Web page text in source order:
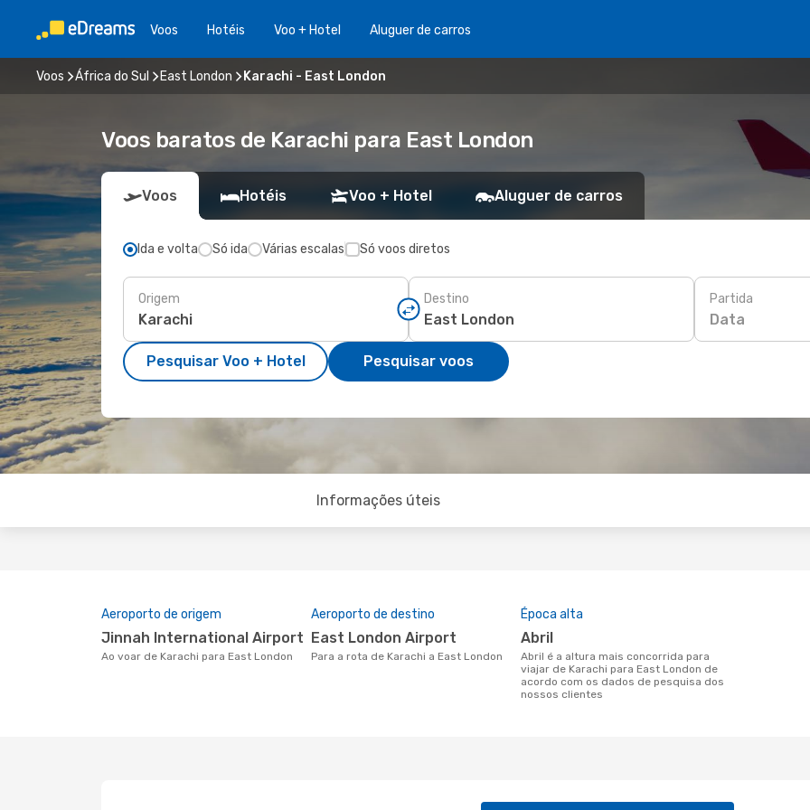
Voos Hotéis Voo + Hotel Aluguer de carros
Voos África do Sul East London Karachi - East London
Voos baratos de Karachi para East London
Voos Hotéis Voo + Hotel Aluguer de carros
Ida e volta Só ida Várias escalas Só voos diretos
Origem Destino Partida
Data
Pesquisar Voo + Hotel Pesquisar voos
Informações úteis
Aeroporto de origem
Jinnah International Airport
Ao voar de Karachi para East London
Aeroporto de destino
East London Airport
Para a rota de Karachi a East London
Época alta
abril
abril é a altura mais concorrida para
viajar de Karachi para East London de
acordo com os dados de pesquisa dos
nossos clientes